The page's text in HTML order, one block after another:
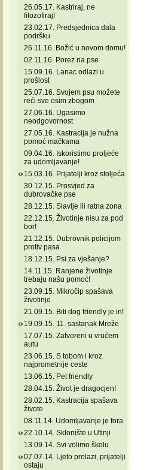
26.05.17. Kastriraj, ne
filozofiraj!
23.02.17. Predsjednica dala
podršku
26.11.16. Božić u novom domu!
02.11.16. Porez na pse
15.09.16. Lanac odlazi u
prošlost
25.07.16. Svojem psu možete
reći sve osim zbogom
27.06.16. Ugasimo
neodgovornost
27.05.16. Kastracija je nužna
pomoć mačkama
09.04.16. Iskoristimo proljeće
za udomljavanje!
15.03.16. Prijatelji kroz stoljeća
30.12.15. Prosvjed za
dubrovačke pse
28.12.15. Slavlje ili ratna zona
22.12.15. Životinje nisu za pod
bor!
21.12.15. Dubrovnik policijom
protiv pasa
18.12.15. Psi za vješanje?
14.11.15. Ranjene životinje
trebaju našu pomoć!
23.09.15. Mikročip spašava
životinje
21.09.15. Biti dog friendly je in!
19.09.15. 11. sastanak Mreže
17.07.15. Zatvoreni u vrućem
autu
23.06.15. S tobom i kroz
najprometnije ceste
13.06.15. Pet friendly
28.04.15. Život je dragocjen!
28.02.15. Kastracija spašava
živote
08.11.14. Udomljavanje je fora
22.10.14. Sklonište u Utinji
13.09.14. Svi volimo školu
07.07.14. Ljeto prolazi, prijatelji
ostaju